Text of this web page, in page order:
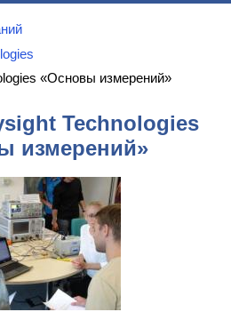
«Основы измерений»
Technologies
измерений»